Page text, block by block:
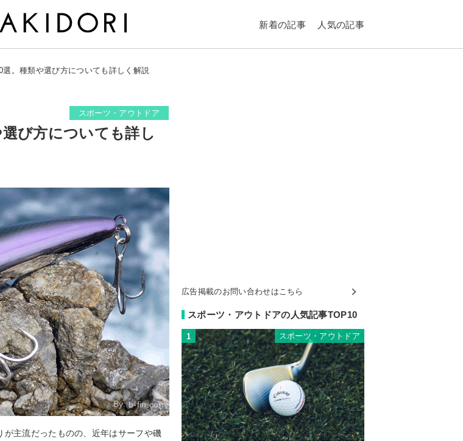
新着の記事 人気の記事
。種類や選び方についても詳しく解説
スポーツ・アウトドア
び方についても詳し
By:b-fin.com
主流だったものの、近年はサーフや磯
広告掲載のお問い合わせはこちら
スポーツ・アウトドアの人気記事TOP10
1 スポーツ・アウトドア